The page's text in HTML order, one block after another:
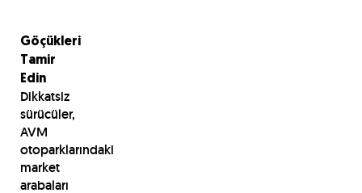
Göçükleri
Tamir
Edin
Dikkatsiz
sürücüler,
AVM
otoparklarındaki
market
arabaları